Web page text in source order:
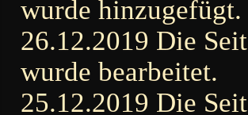
wurde hinzugefügt.
26.12.2019 Die
wurde bearbeitet.
25.12.2019 Die